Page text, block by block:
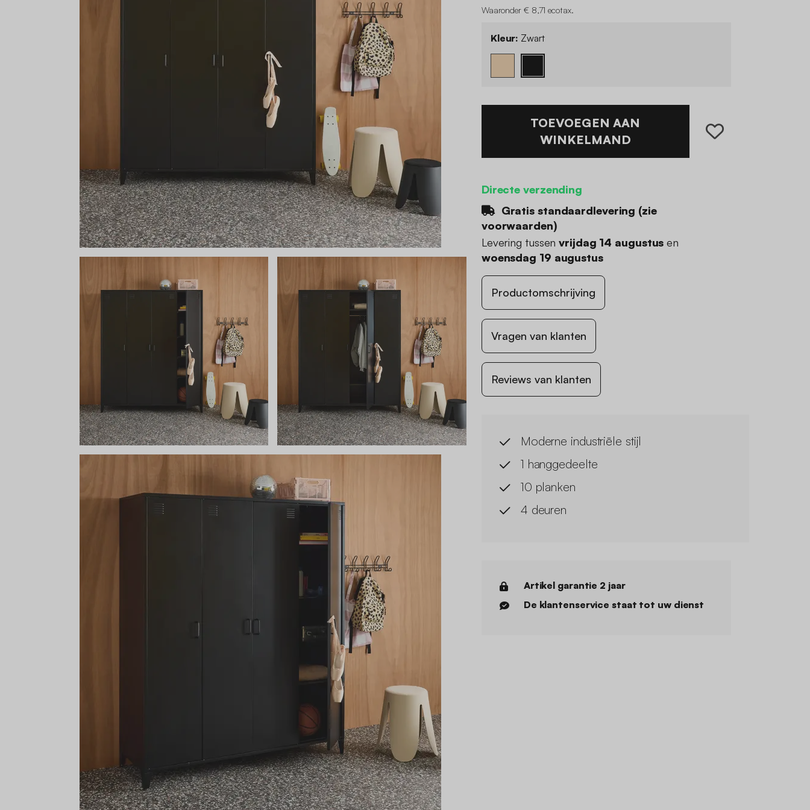
Waaronder € 8,71 ecotax.
Kleur: Zwart
TOEVOEGEN AAN
WINKELMAND
Directe verzending
Gratis standaardlevering (zie
voorwaarden)
Levering tussenvrijdag 14 augustus en
woensdag 19 augustus
Productomschrijving
Vragen van klanten
Reviews van klanten
Moderne industriële stijl
1 hanggedeelte
10 planken
4 deuren
Artikel garantie 2 jaar
De klantenservice staat tot uw dienst